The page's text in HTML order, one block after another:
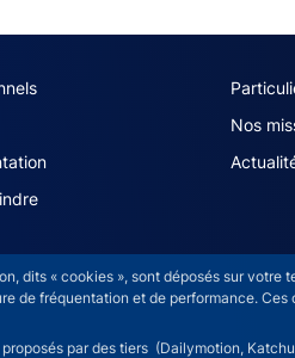
dits « cookies », sont déposés sur
de fréquentation et de performance.
par des tiers (Dailymotion,
site
Nos